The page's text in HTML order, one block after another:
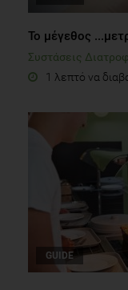
Το μέγεθος
Συστάσεις
1 λεπτό να
GUIDE